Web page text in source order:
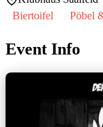
Biertoifel
Pöbel
Event Info